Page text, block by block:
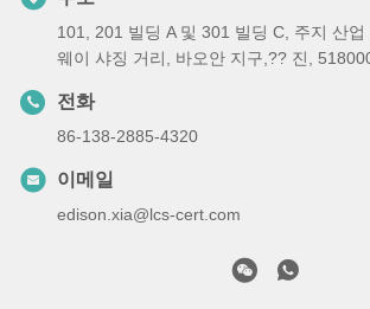
101, 201 빌딩 A 및 301 빌딩 C, 주지 산업
웨이 샤징 거리, 바오안 지구,?? 진,
전화
86-138-2885-4320
이메일
edison.xia@lcs-cert.com